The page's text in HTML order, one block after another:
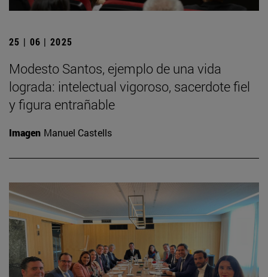
25 | 06 | 2025
Modesto Santos, ejemplo de una vida
lograda: intelectual vigoroso, sacerdote fiel
y figura entrañable
Imagen Manuel Castells